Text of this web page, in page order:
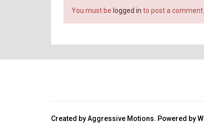
You must be logged in to post a comment.
Created by Aggressive Motions. Powered by